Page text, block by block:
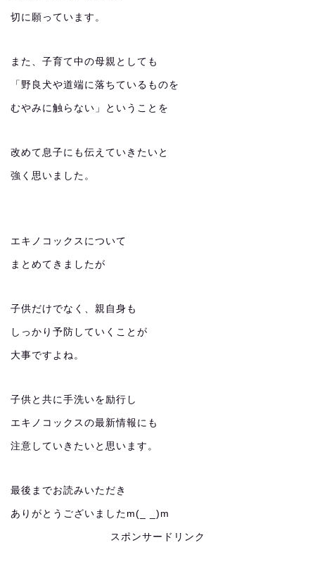
切に願っています。
また、子育て中の母親としても
「野良犬や道端に落ちているものを
むやみに触らない」ということを
改めて息子にも伝えていきたいと
強く思いました。
エキノコックスについて
まとめてきましたが
子供だけでなく、親自身も
しっかり予防していくことが
大事ですよね。
子供と共に手洗いを励行し
エキノコックスの最新情報にも
注意していきたいと思います。
最後までお読みいただき
ありがとうございましたm(_ _)m
スポンサードリンク